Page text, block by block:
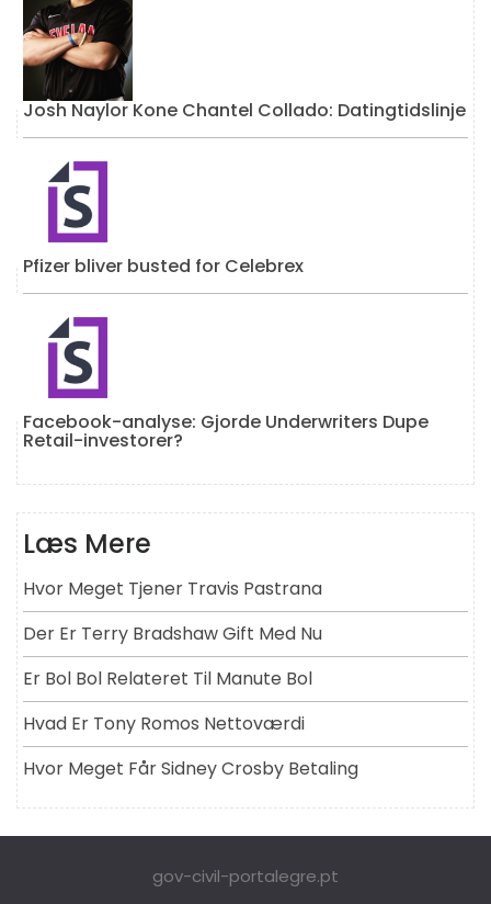
Josh Naylor Kone Chantel Collado: Datingtidslinje
Pfizer bliver busted for Celebrex
Facebook-analyse: Gjorde Underwriters Dupe
Retail-investorer?
Læs Mere
Hvor Meget Tjener Travis Pastrana
Der Er Terry Bradshaw Gift Med Nu
Er Bol Bol Relateret Til Manute Bol
Hvad Er Tony Romos Nettoværdi
Hvor Meget Får Sidney Crosby Betaling
gov-civil-portalegre.pt